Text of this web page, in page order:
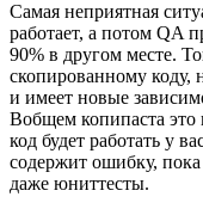
Самая неприятная
работает, а потом QA
90% в другом месте.
скопированному коду,
и имеет новые
Вобщем копипаста это
код будет работать у
содержит ошибку,
даже юниттесты.